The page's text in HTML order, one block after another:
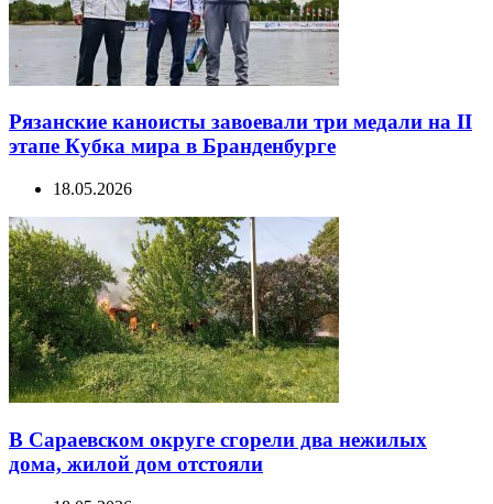
Рязанские каноисты завоевали три медали на II
этапе Кубка мира в Бранденбурге
18.05.2026
В Сараевском округе сгорели два нежилых
дома, жилой дом отстояли